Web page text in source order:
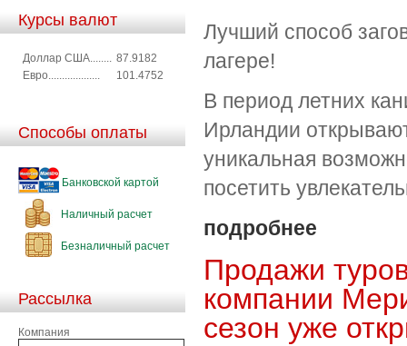
Курсы валют
Доллар США........ 87.9182
Евро...................
101.4752
Способы оплаты
Банковской картой
Наличный расчет
Безналичный расчет
Рассылка
Компания
Лучший способ
лагере!
В период летних
Ирландии
уникальная
посетить
подробнее
Продажи
компании
сезон уже